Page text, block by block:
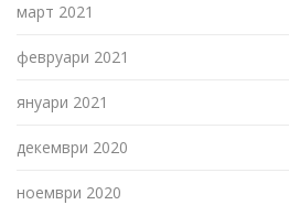
март 2021
февруари 2021
януари 2021
декември 2020
ноември 2020